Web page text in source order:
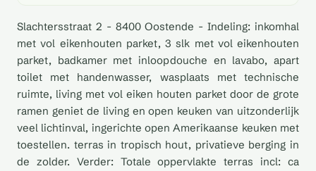
Slachtersstraat 2 - 8400 Oostende - Indeling: inkomhal
met vol eikenhouten parket, 3 slk met vol eikenhouten
parket, badkamer met inloopdouche en lavabo, apart
toilet met handenwasser, wasplaats met technische
ruimte, living met vol eiken houten parket door de grote
ramen geniet de living en open keuken van uitzonderlijk
veel lichtinval, ingerichte open Amerikaanse keuken met
toestellen. terras in tropisch hout, privatieve berging in
de zolder. Verder: Totale oppervlakte terras incl: ca